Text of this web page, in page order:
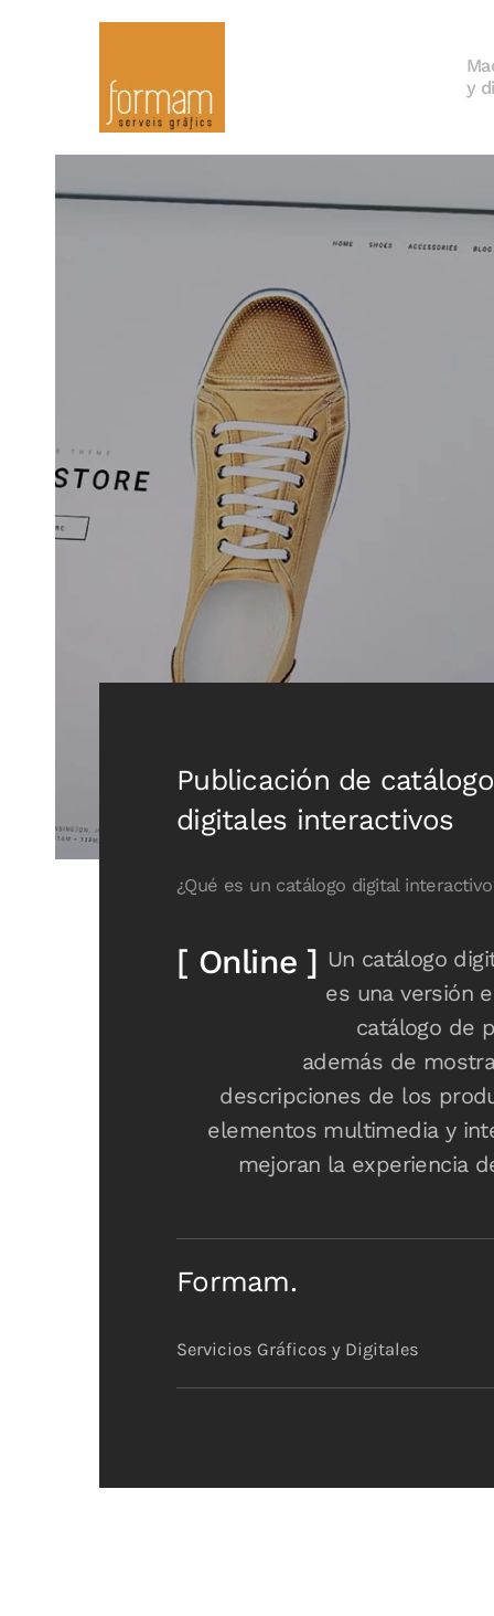
y
Publicación de
digitales interactivos
¿Qué es un catálogo digital
[ Online ] Un catálogo
es una versión
catálogo de
además de
descripciones de los
elementos multimedia y
mejoran la experiencia
Formam.
Servicios Gráficos y Digitales